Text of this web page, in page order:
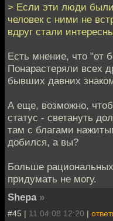
> Если эти люди
человек с ними не
вдруг стали
Есть мнение, что "от
Понарастеряли всех
бывших давних
А еще, возможно,
статус - светануть
там с благами
добился, а вы?
Больше
придумать не могу.
Shepa »
#45 | 11.04.08 12:20 |